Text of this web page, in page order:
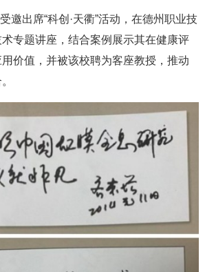
邀出席“科创·天衢”活动，在德州职业技
专题讲座，结合案例展示其在健康评
价值，并被该校聘为客座教授，推动